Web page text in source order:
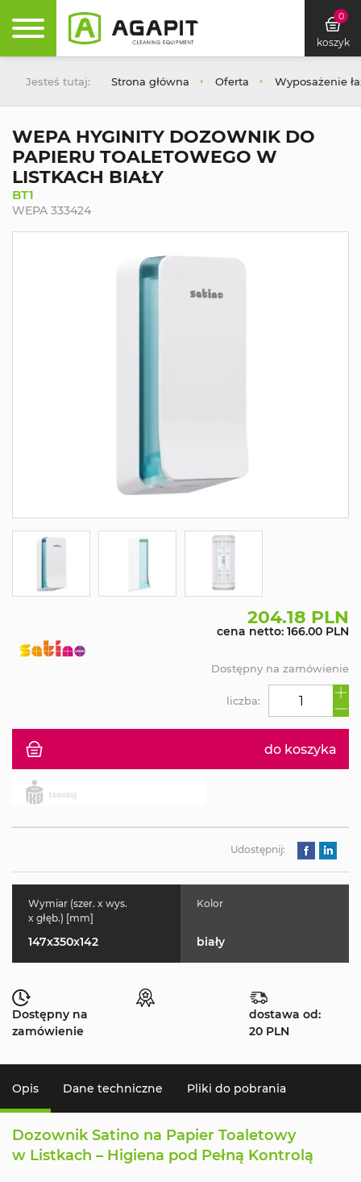
0
koszyk
Jesteś tutaj: Strona główna Oferta Wyposażenie
WEPA HYGINITY DOZOWNIK DO
PAPIERU TOALETOWEGO W
LISTKACH BIAŁY
BT1
WEPA 333424
204.18 PLN
cena netto: 166.00 PLN
do koszyka
liczba:
Dostępny na zamówienie
Udostępnij:
Wymiar (szer. x wys.
x głęb.) [mm]
147x350x142
Kolor
biały
Dostępny na
zamówienie
dostawa od:
20 PLN
Opis Dane techniczne Pliki do pobrania
Dozownik Satino na Papier Toaletowy
w Listkach – Higiena pod Pełną Kontrolą